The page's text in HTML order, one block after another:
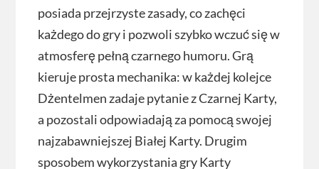
posiada przejrzyste zasady, co zachęci
każdego do gry i pozwoli szybko wczuć się w
atmosferę pełną czarnego humoru. Grą
kieruje prosta mechanika: w każdej kolejce
Dżentelmen zadaje pytanie z Czarnej Karty,
a pozostali odpowiadają za pomocą swojej
najzabawniejszej Białej Karty. Drugim
sposobem wykorzystania gry Karty